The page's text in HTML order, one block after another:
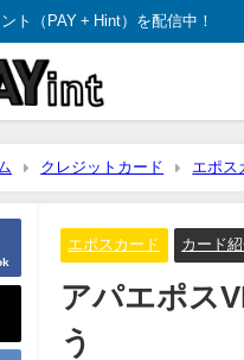
ト（PAY + Hint）を配信中！
クレジットカード エポス
エポスカード カード
アパエポス
う